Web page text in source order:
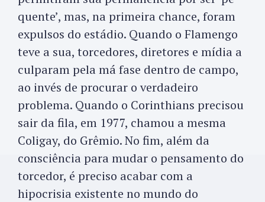
quente’, mas, na primeira chance, foram
expulsos do estádio. Quando o Flamengo
teve a sua, torcedores, diretores e mídia a
culparam pela má fase dentro de campo,
ao invés de procurar o verdadeiro
problema. Quando o Corinthians precisou
sair da fila, em 1977, chamou a mesma
Coligay, do Grêmio. No fim, além da
consciência para mudar o pensamento do
torcedor, é preciso acabar com a
hipocrisia existente no mundo do